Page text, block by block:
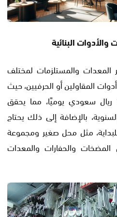
البنائية
المعدات والمستلزمات لمختلف
المقاولين أو الحرفيين، حيث
يتجاوز دخل المشروع 1000 ريال سعودي يوميًا، مما يحقق
بالإضافة إلى ذلك يحتاج
مثل محل صغير ومجموعة
والحفارات والمعدات